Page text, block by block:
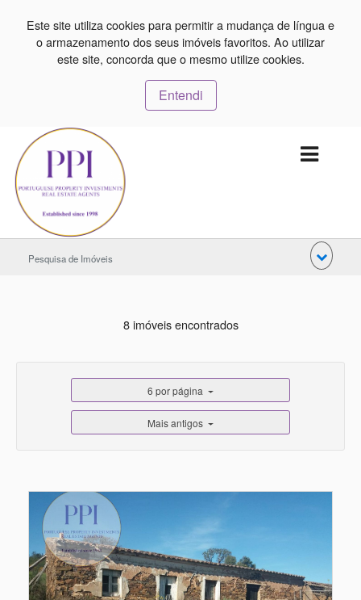
Este site utiliza cookies para permitir a mudança de língua e
o armazenamento dos seus imóveis favoritos. Ao utilizar
este site, concorda que o mesmo utilize cookies.
Entendi
Pesquisa de Imóveis
8 imóveis encontrados
6 por página
Mais antigos